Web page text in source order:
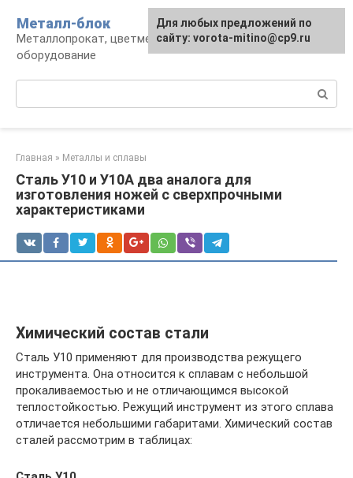
контенту
Металл-блок
Металлопрокат, цветмет, обработка и
оборудование
Главная » Металлы и сплавы
Сталь У10 и У10А два аналога для
изготовления ножей с сверхпрочными
характеристиками
Химический состав стали
Сталь У10 применяют для производства режущего
инструмента. Она относится к сплавам с небольшой
прокаливаемостью и не отличающимся высокой
теплостойкостью. Режущий инструмент из этого сплава
отличается небольшими габаритами. Химический состав
сталей рассмотрим в таблицах:
Для любых предложений по
сайту: vorota-mitino@cp9.ru